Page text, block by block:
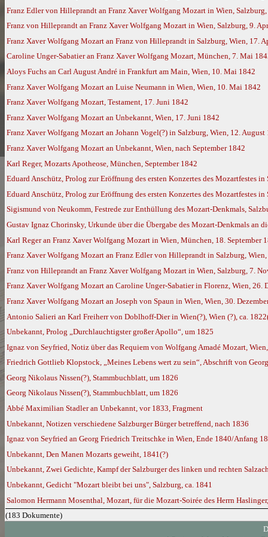
Franz Edler von Hilleprandt an Franz Xaver Wolfgang Mozart in Wien,
Franz von Hilleprandt an Franz Xaver Wolfgang Mozart in Wien, Salzburg, 9.
Franz Xaver Wolfgang Mozart an Franz von Hilleprandt in Salzburg, Wien, 17.
Caroline Unger-Sabatier an Franz Xaver Wolfgang Mozart, München, 7. Mai
Aloys Fuchs an Carl August André in Frankfurt am Main, Wien, 10. Mai 1842
Franz Xaver Wolfgang Mozart an Luise Neumann in Wien, Wien, 10. Mai 1842
Franz Xaver Wolfgang Mozart, Testament, 17. Juni 1842
Franz Xaver Wolfgang Mozart an Unbekannt, Wien, 17. Juni 1842
Franz Xaver Wolfgang Mozart an Johann Vogel(?) in Salzburg, Wien, 12.
Franz Xaver Wolfgang Mozart an Unbekannt, Wien, nach September 1842
Karl Reger, Mozarts Apotheose, München, September 1842
Eduard Anschütz, Prolog zur Eröffnung des ersten Konzertes des Mozartfestes
Eduard Anschütz, Prolog zur Eröffnung des ersten Konzertes des Mozartfestes
Sigismund von Neukomm, Festrede zur Enthüllung des Mozart-Denkmals,
Gustav Ignaz Chorinsky, Urkunde über die Übergabe des Mozart-Denkmals an
Karl Reger an Franz Xaver Wolfgang Mozart in Wien, München, 18. September
Franz Xaver Wolfgang Mozart an Franz Edler von Hilleprandt in Salzburg,
Franz von Hilleprandt an Franz Xaver Wolfgang Mozart in Wien, Salzburg, 7.
Franz Xaver Wolfgang Mozart an Caroline Unger-Sabatier in Florenz, Wien, 26.
Franz Xaver Wolfgang Mozart an Joseph von Spaun in Wien, Wien, 30.
Antonio Salieri an Karl Freiherr von Doblhoff-Dier in Wien(?), Wien (?), ca.
Unbekannt, Prolog „Durchlauchtigster großer Apollo“, um 1825
Ignaz von Seyfried, Notiz über das Requiem von Wolfgang Amadé Mozart,
Friedrich Gottlieb Klopstock, „Meines Lebens wert zu sein“, Abschrift von
Georg Nikolaus Nissen(?), Stammbuchblatt, um 1826
Georg Nikolaus Nissen(?), Stammbuchblatt, um 1826
Abbé Maximilian Stadler an Unbekannt, vor 1833, Fragment
Unbekannt, Notizen verschiedene Salzburger Bürger betreffend, nach 1836
Ignaz von Seyfried an Georg Friedrich Treitschke in Wien, Ende 1840/Anfang
Unbekannt, Den Manen Mozarts geweiht, 1841(?)
Unbekannt, Zwei Gedichte, Kampf der Salzburger des linken und rechten
Unbekannt, Gedicht "Mozart bleibt bei uns", Salzburg, ca. 1841
Salomon Hermann Mosenthal, Mozart, für die Mozart-Soirée des Herrn
(183 Dokumente)